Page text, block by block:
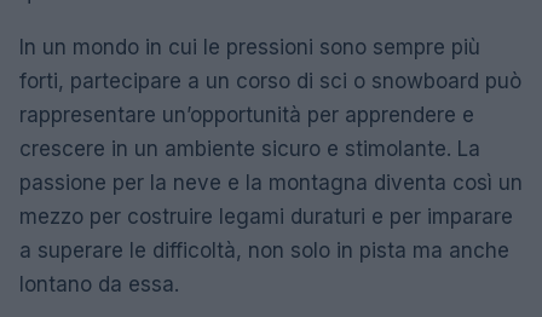
In un mondo in cui le pressioni sono sempre più
forti, partecipare a un corso di sci o snowboard può
rappresentare un’opportunità per apprendere e
crescere in un ambiente sicuro e stimolante. La
passione per la neve e la montagna diventa così un
mezzo per costruire legami duraturi e per imparare
a superare le difficoltà, non solo in pista ma anche
lontano da essa.